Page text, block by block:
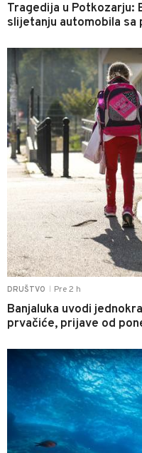
Tragedija u Potkozarju:
slijetanju automobila
DRUŠTVO Pre 2 h
Banjaluka uvodi
prvačiće, prijave od